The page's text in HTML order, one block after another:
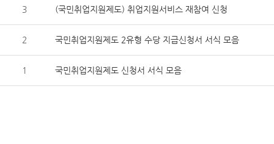
3 (국민취업지원제도) 취업지원서비스 재참여 신청
2 국민취업지원제도 2유형 수당 지급신청서 서식 모음
1 국민취업지원제도 신청서 서식 모음